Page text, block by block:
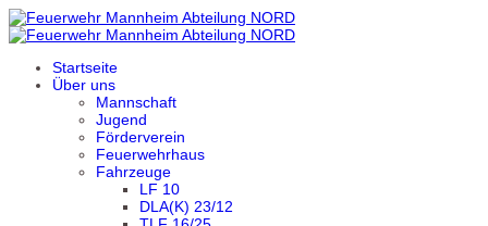
Startseite
Über uns
Mannschaft
Jugend
Förderverein
Feuerwehrhaus
Fahrzeuge
LF 10
DLA(K) 23/12